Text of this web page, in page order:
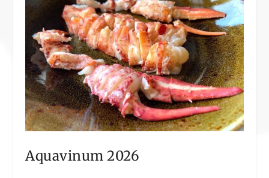
Aquavinum 2026